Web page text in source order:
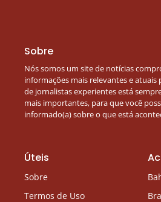
Sobre
Nós somos um site de notícias
informações mais relevantes e atuais
de jornalistas experientes está
mais importantes, para que você
informado(a) sobre o que está
Úteis
Sobre
Termos de Uso